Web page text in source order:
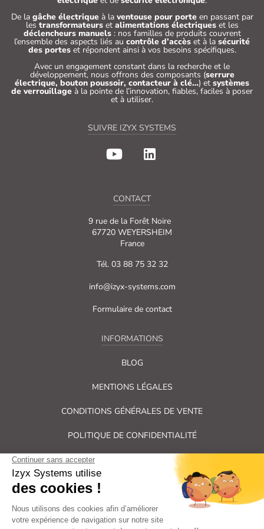
De la gâche électriqueà la ventouse pour porteen passant par
les transformateurset alimentations électriqueset les
déclencheurs manuels: nos familles de produits couvrent
l’ensemble des aspects liés au contrôle d’accès et à la sécurité
des porteset répondent ainsi à vos besoins spécifiques.
Avec un engagement constant dans la recherche et le
développement, nous offrons des composants (serrure
électrique, bouton poussoir, contacteur à clé…) et systèmes
de verrouillage à la pointe de l’innovation, fiables, faciles à poser
et à utiliser.
SUIVRE IZYX SYSTEMS
CONTACT
9 rue de la Forêt Noire
67720 WEYERSHEIM
France
Tél. 03 88 75 32 32
info@izyx-systems.com
Formulaire de contact
INFORMATIONS
BLOG
MENTIONS LÉGALES
CONDITIONS GÉNÉRALES DE VENTE
POLITIQUE DE CONFIDENTIALITÉ
Tous droits réservés Izyx Systems ©